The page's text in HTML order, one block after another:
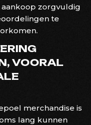
aankoop zorgvuldig
te
VOORAL
merchandise is
lang kunnen